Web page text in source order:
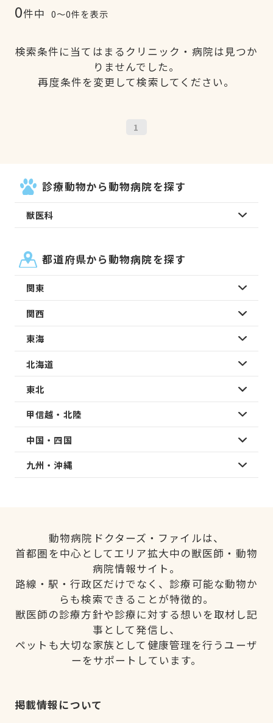
0件中 0〜0件を表示
検索条件に当てはまるクリニック・病院は見つか
りませんでした。
再度条件を変更して検索してください。
1
診療動物から動物病院を探す
獣医科
都道府県から動物病院を探す
関東
関西
東海
北海道
東北
甲信越・北陸
中国・四国
九州・沖縄
動物病院ドクターズ・ファイルは、
首都圏を中心としてエリア拡大中の獣医師・動物
病院情報サイト。
路線・駅・行政区だけでなく、診療可能な動物か
らも検索できることが特徴的。
獣医師の診療方針や診療に対する想いを取材し記
事として発信し、
ペットも大切な家族として健康管理を行うユーザ
ーをサポートしています。
掲載情報について